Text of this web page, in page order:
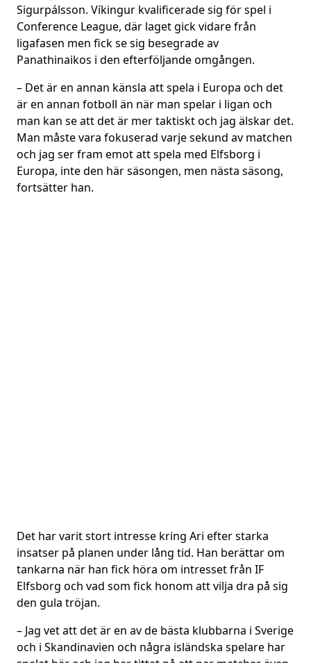
Sigurpálsson. Víkingur kvalificerade sig för spel i
Conference League, där laget gick vidare från
ligafasen men fick se sig besegrade av
Panathinaikos i den efterföljande omgången.
– Det är en annan känsla att spela i Europa och det
är en annan fotboll än när man spelar i ligan och
man kan se att det är mer taktiskt och jag älskar det.
Man måste vara fokuserad varje sekund av matchen
och jag ser fram emot att spela med Elfsborg i
Europa, inte den här säsongen, men nästa säsong,
fortsätter han.
Det har varit stort intresse kring Ari efter starka
insatser på planen under lång tid. Han berättar om
tankarna när han fick höra om intresset från IF
Elfsborg och vad som fick honom att vilja dra på sig
den gula tröjan.
– Jag vet att det är en av de bästa klubbarna i Sverige
och i Skandinavien och några isländska spelare har